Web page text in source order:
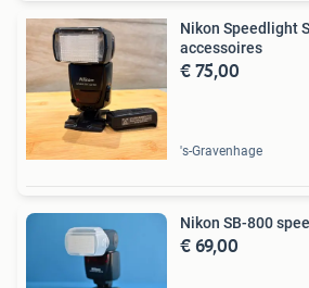
Nikon Speedlight
accessoires
€ 75,00
's-Gravenhage
Nikon SB-800
€ 69,00